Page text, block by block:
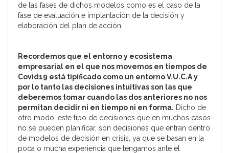
de las fases de dichos modelos como es el caso de la
fase de evaluación e implantación de la decisión y
elaboración del plan de acción.
Recordemos que el entorno y ecosistema
empresarial en el que nos movemos en tiempos de
Covid19 está tipificado como un entorno V.U.C.A y
por lo tanto las decisiones intuitivas son las que
deberemos tomar cuando las dos anteriores no nos
permitan decidir ni en tiempo ni en forma. Dicho de
otro modo, este tipo de decisiones que en muchos casos
no se pueden planificar, son decisiones que entran dentro
de modelos de decisión en crisis, ya que se basan en la
poca o mucha experiencia que tengamos ante el